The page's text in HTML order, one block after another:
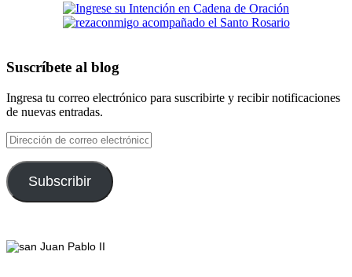
Suscríbete al blog
Ingresa tu correo electrónico para suscribirte y recibir notificaciones
de nuevas entradas.
Dirección
de
correo
electrónico
Subscribir